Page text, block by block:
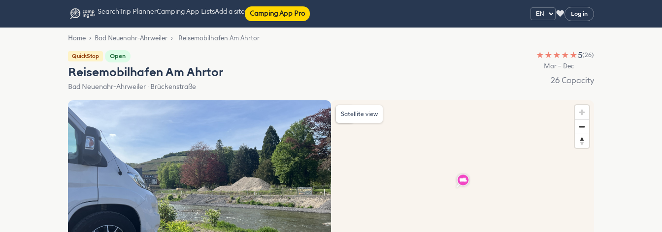
SearchTrip PlannerCamping App ListsAdd a site Camping App Pro ♥ Log in
Home › Bad Neuenahr-Ahrweiler › Reisemobilhafen Am Ahrtor
QuickStop Open
Reisemobilhafen Am Ahrtor
Bad Neuenahr-Ahrweiler · Brückenstraße
★ ★ ★ ★ ★5(26)
Mar – Dec
26 Capacity
Satellite view